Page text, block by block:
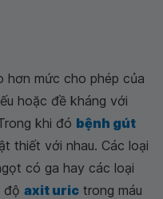
hơn mức cho phép của
hoặc đề kháng với
khi đó bệnh gút
thiết với nhau. Các loại
có ga hay các loại
độ axit uric trong máu